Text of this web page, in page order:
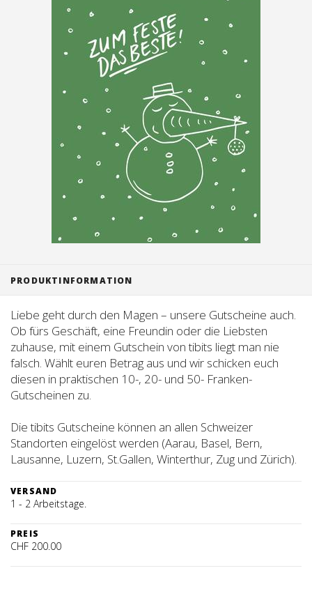
Tischreservation
PRODUKTINFORMATION
Liebe geht durch den Magen – unsere Gutscheine auch.
Ob fürs Geschäft, eine Freundin oder die Liebsten
zuhause, mit einem Gutschein von tibits liegt man nie
falsch. Wählt euren Betrag aus und wir schicken euch
diesen in praktischen 10-, 20- und 50- Franken-
Gutscheinen zu.
Die tibits Gutscheine können an allen Schweizer
Standorten eingelöst werden (Aarau, Basel, Bern,
Lausanne, Luzern, St.Gallen, Winterthur, Zug und Zürich).
VERSAND
1 - 2 Arbeitstage.
PREIS
CHF 200.00